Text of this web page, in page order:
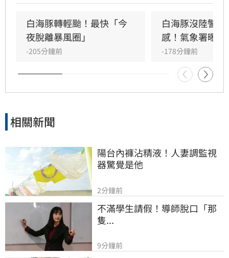
大雨，北部及東半部則需留意午後雷陣雨。
白海豚轉輕颱！最快「今
夜脫離暴風圈」
-205分鐘前
白海豚沒陸警
感！氣象署曝關
-178分鐘前
相關新聞
陽台內褲沾精液！人妻調監視
器驚覺是他
2分鐘前
不滿學生請假！導師脫口「那
隻...
9分鐘前